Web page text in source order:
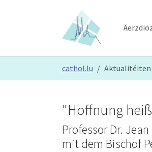
cathol.lu Aktualitéiten
"Hoffnung
Professor Dr.
mit dem Bischof